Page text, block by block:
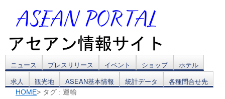
コ
ン
ニュース プレスリリース イベント ショップ
ホテル
求人
観光地 ASEAN基本情報 統計データ 各種問合せ先
HOME> タグ : 運輸